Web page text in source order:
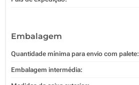
Embalagem
Quantidade mínima para envio com palete:
Embalagem intermédia: